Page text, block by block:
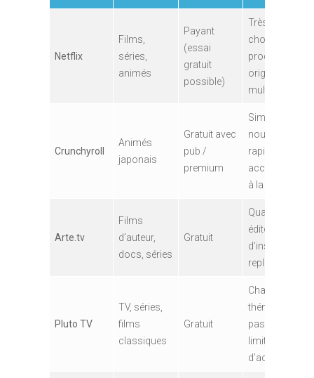
Netflix
Films,
séries,
animés
Payant
(essai
gratuit
possible)
Très large
choix,
productions
originales,
multi-écrans
Crunchyroll
Animés
japonais
Gratuit avec
pub /
premium
Simulcast,
nouveautés
rapides,
accès officiel
à la VOSTFR
Arte.tv
Films
d’auteur,
docs, séries
Gratuit
Qualité
éditoriale, pas
d’inscription,
replay long
Pluto TV
TV, séries,
films
classiques
Gratuit
Chaînes
thématiques,
pas de
limitation
d’accès